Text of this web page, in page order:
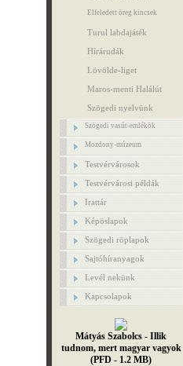
Elfeledett öreg kincsek
Turul labdajáték
Hírárudák
Lövölde-liget
Maros-menti Halálút
Szögedi nyelvünk
Szögedi vasút-emlékök
Mozdony-múzeum
Testvérvárosok
Testvérvárosi példák
Irattár
Képöslapok
Szögedi röplapok
Sajtóhíranyagok
Levél nekünk
Kapcsolapok
Mátyás Szabolcs - Illik
tudnom, mert magyar vagyok
(PFD - 1.2 MB)